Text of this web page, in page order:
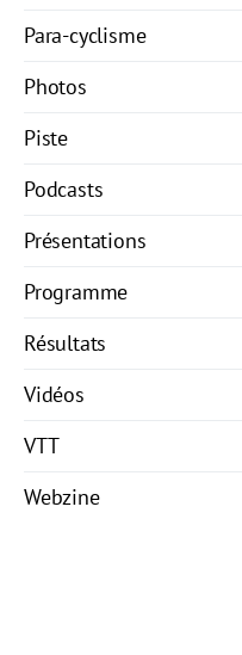
Para-cyclisme
Photos
Piste
Podcasts
Présentations
Programme
Résultats
Vidéos
VTT
Webzine